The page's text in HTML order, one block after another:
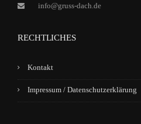
info@gruss-dach.de
RECHTLICHES
Kontakt
Impressum / Datenschutzerklärung